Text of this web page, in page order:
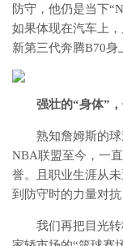
防守，他仍是当下
如果体现在汽车上
新第三代奔腾B70身
强壮的“身体”
熟知詹姆斯的
NBA联盟至今，一
誉。且职业生涯从
到防守时的力量对
我们再把目光